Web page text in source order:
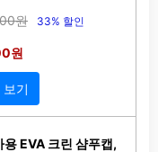
원 33% 할인
원
기
용 EVA 크린 샴푸캡,